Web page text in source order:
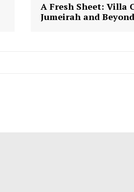
A Fresh Sheet: Villa
Jumeirah and Beyond